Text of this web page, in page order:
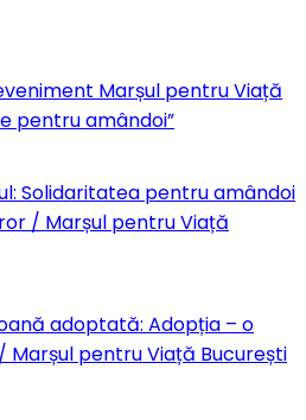
Marșul pentru Viață
pentru amândoi”
Solidaritatea pentru amândoi
/ Marșul pentru Viață
adoptată: Adopția – o
Marșul pentru Viață București